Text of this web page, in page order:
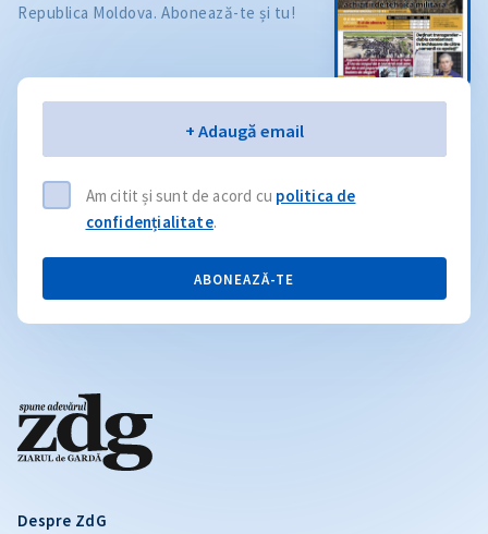
Despre ZdG
Republica Moldova. Abonează-te și tu!
+ Adaugă email
Am citit și sunt de acord cu politica de
confidențialitate.
ABONEAZĂ-TE